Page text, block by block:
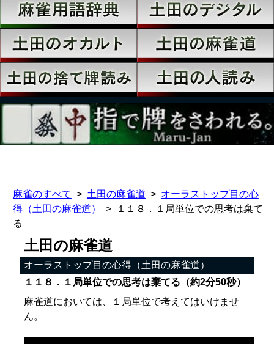
麻雀のすべて 土田の麻雀道
オーラストップ目の心
得（土田の麻雀道）
１１８．１局単位での思考は棄て
る
土田の麻雀道
オーラストップ目の心得（土田の麻雀道）
１１８．１局単位での思考は棄てる（約2分50秒）
麻雀道においては、１局単位で考えてはいけませ
ん。